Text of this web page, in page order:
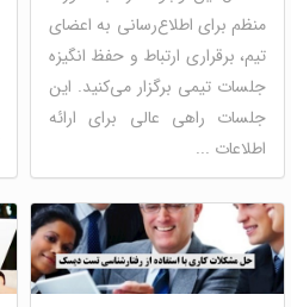
منظم برای اطلاع‎‌رسانی به اعضای
تیم، برقراری ارتباط و حفظ انگیزه
جلسات تیمی برگزار می‎‌کنید. این
جلسات راهی عالی برای ارائه
اطلاعات ...
دیسک توسعه فردی
مصاحبه
و استخدام مدیریت استعداد
منابع انسانی